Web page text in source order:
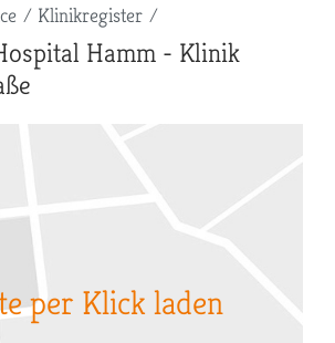
Klinikregister
Hamm - Klinik
per Klick laden